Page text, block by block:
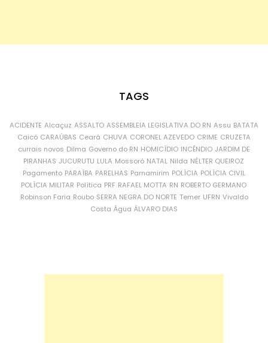
TAGS
ACIDENTE Alcaçuz ASSALTO ASSEMBLEIA LEGISLATIVA DO RN Assu BATATA
Caicó CARAÚBAS Ceará CHUVA CORONEL AZEVEDO CRIME CRUZETA
currais novos Dilma Governo do RN HOMICÍDIO INCÊNDIO JARDIM DE
PIRANHAS JUCURUTU LULA Mossoró NATAL Nilda NÉLTER QUEIROZ
Pagamento PARAÍBA PARELHAS Parnamirim POLÍCIA POLÍCIA CIVIL
POLÍCIA MILITAR Política PRF RAFAEL MOTTA RN ROBERTO GERMANO
Robinson Faria Roubo SERRA NEGRA DO NORTE Temer UFRN Vivaldo
Costa Água ÁLVARO DIAS